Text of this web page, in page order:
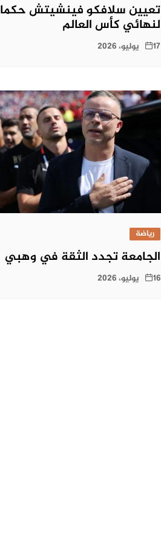
تعيين سلافكو فينشيتش حكما
لنهائي كأس العالم
17 يوليو، 2026
رياضة
الجامعة تجدد الثقة في وهبي
16 يوليو، 2026